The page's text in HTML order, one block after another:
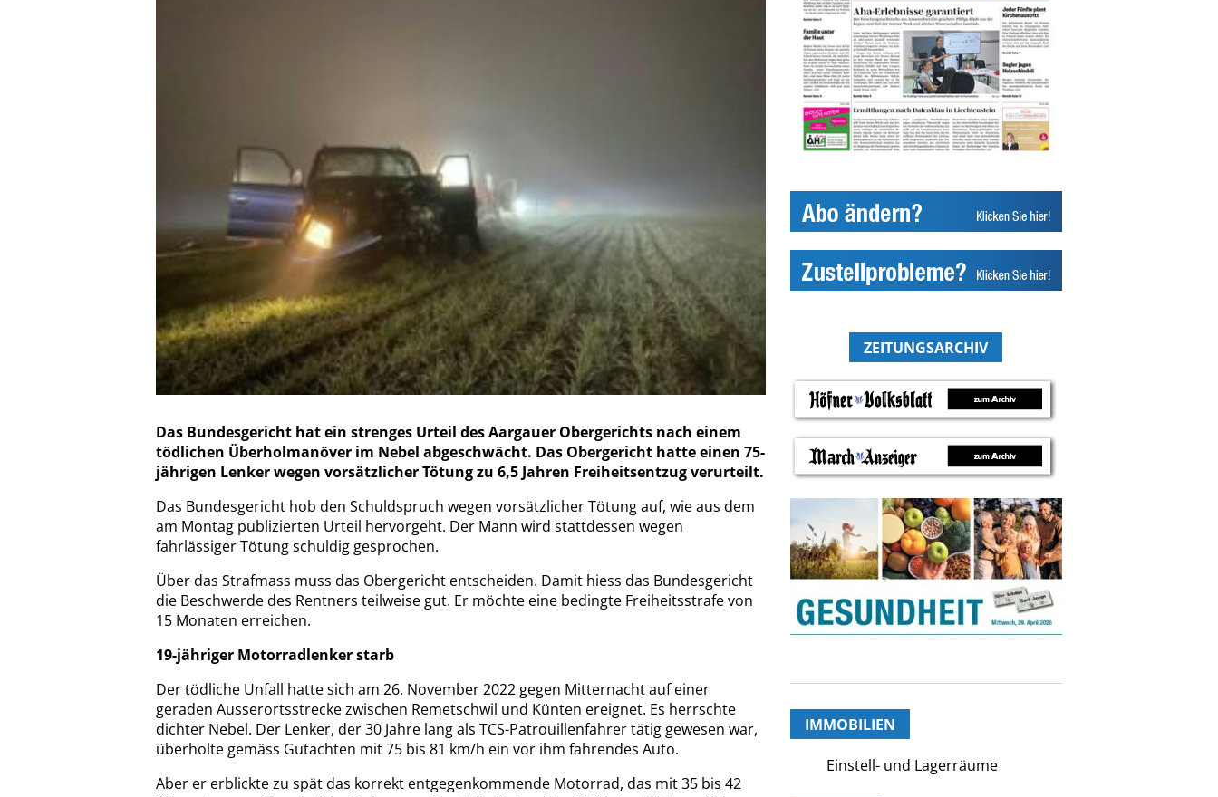
Das Bundesgericht hat ein strenges Urteil des Aargauer Obergerichts nach einem
tödlichen Überholmanöver im Nebel abgeschwächt. Das Obergericht hatte einen 75-
jährigen Lenker wegen vorsätzlicher Tötung zu 6,5 Jahren Freiheitsentzug verurteilt.
Das Bundesgericht hob den Schuldspruch wegen vorsätzlicher Tötung auf, wie aus dem
am Montag publizierten Urteil hervorgeht. Der Mann wird stattdessen wegen
fahrlässiger Tötung schuldig gesprochen.
Über das Strafmass muss das Obergericht entscheiden. Damit hiess das Bundesgericht
die Beschwerde des Rentners teilweise gut. Er möchte eine bedingte Freiheitsstrafe von
15 Monaten erreichen.
19-jähriger Motorradlenker starb
Der tödliche Unfall hatte sich am 26. November 2022 gegen Mitternacht auf einer
geraden Ausserortsstrecke zwischen Remetschwil und Künten ereignet. Es herrschte
dichter Nebel. Der Lenker, der 30 Jahre lang als TCS-Patrouillenfahrer tätig gewesen war,
überholte gemäss Gutachten mit 75 bis 81 km/h ein vor ihm fahrendes Auto.
Aber er erblickte zu spät das korrekt entgegenkommende Motorrad, das mit 35 bis 42
ZEITUNGSARCHIV
IMMOBILIEN
Einstell- und Lagerräume